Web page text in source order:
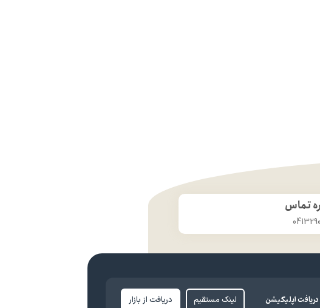
تماس
دریافت اپلیکیشن لینک مستقیم دریافت از بازار